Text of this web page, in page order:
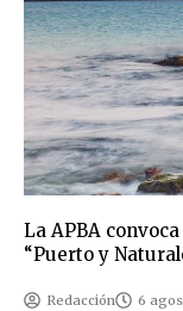
La APBA
“Puerto y
Redacción 6